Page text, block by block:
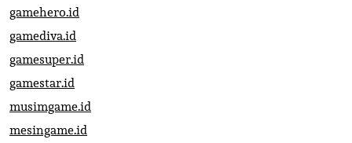
gamehero.id
gamediva.id
gamesuper.id
gamestar.id
musimgame.id
mesingame.id